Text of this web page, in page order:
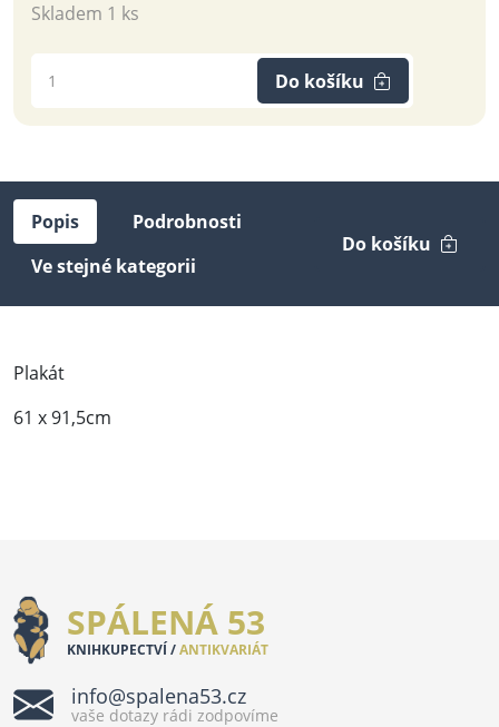
Skladem 1 ks
Do košíku
Popis
Podrobnosti
Ve stejné kategorii
Do košíku
Plakát
61 x 91,5cm
SPÁLENÁ 53
KNIHKUPECTVÍ /ANTIKVARIÁT
info@spalena53.cz
vaše dotazy rádi zodpovíme